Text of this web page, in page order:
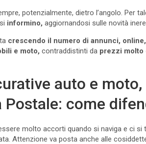
potenzialmente, dietro l’angolo. Per
informino, aggiornandosi sulle novità
crescendo il numero di annunci, online,
e moto, contraddistinti da prezzi molto
auto e moto,
Postale: come
molto accorti quando si naviga e ci si
Attenzione va posta anche alle